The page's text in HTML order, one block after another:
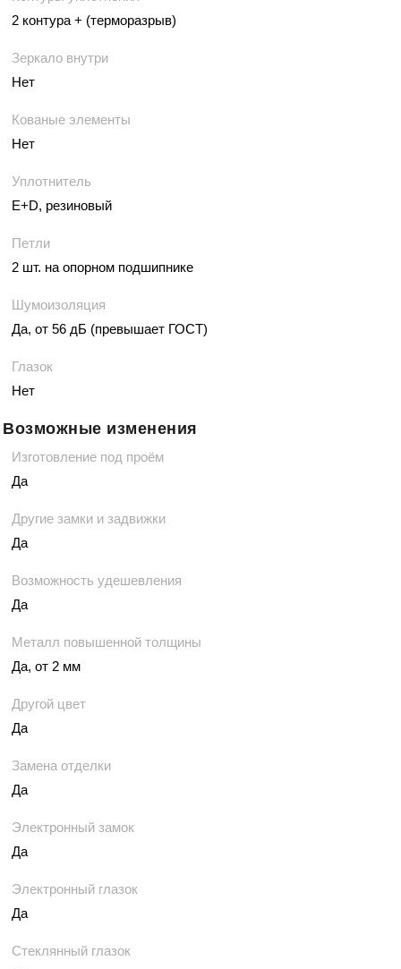
2 контура + (терморазрыв)
Зеркало внутри
Нет
Кованые элементы
Нет
Уплотнитель
E+D, резиновый
Петли
2 шт. на опорном подшипнике
Шумоизоляция
Да, от 56 дБ (превышает ГОСТ)
Глазок
Нет
Возможные изменения
Изготовление под проём
Да
Другие замки и задвижки
Да
Возможность удешевления
Да
Металл повышенной толщины
Да, от 2 мм
Другой цвет
Да
Замена отделки
Да
Электронный замок
Да
Электронный глазок
Да
Стеклянный глазок